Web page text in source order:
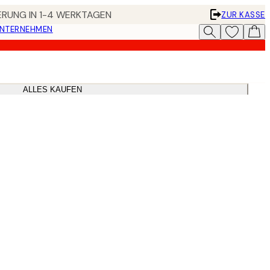
IN 1-4 WERKTAGEN
ZUR KASSE
ALLES KAUFEN